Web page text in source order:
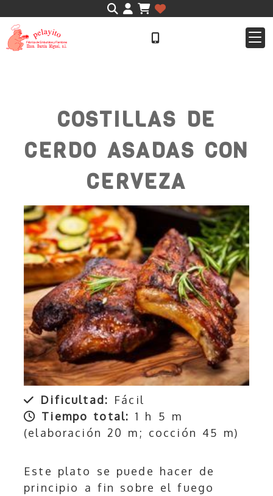
Identifícate
COSTILLAS DE
CERDO ASADAS CON
CERVEZA
Dificultad: Fácil
Tiempo total: 1 h 5 m
(elaboración 20 m; cocción 45 m)
Este plato se puede hacer de
principio a fin sobre el fuego